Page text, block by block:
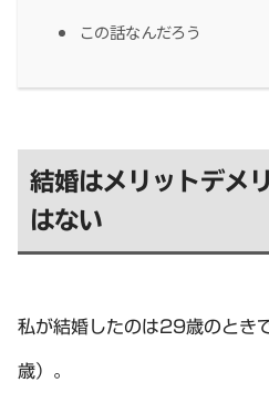
この話なんだろう
結婚はメリットデメ
はない
私が結婚したのは29歳のとき
歳）。